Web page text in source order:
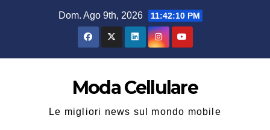
Dom. Ago 9th, 2026 11:42:11 PM
Moda Cellulare
Le migliori news sul mondo mobile